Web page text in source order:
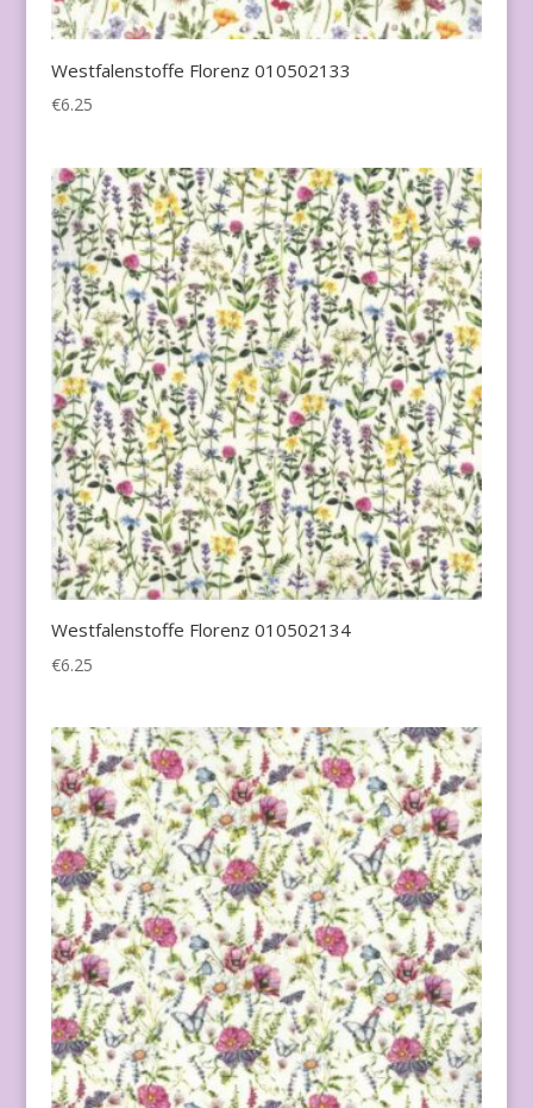
Westfalenstoffe Florenz 010502133
€6.25
Westfalenstoffe Florenz 010502134
€6.25